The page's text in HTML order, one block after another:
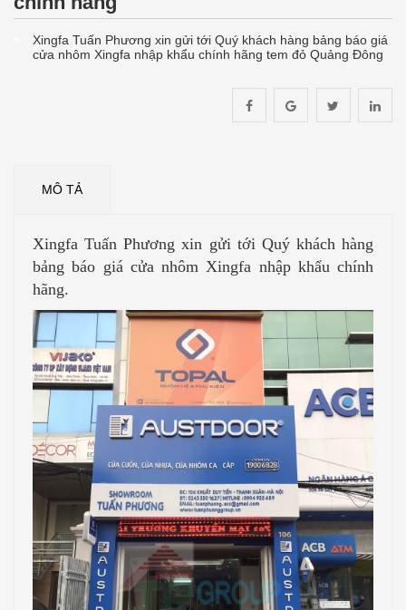
Xingfa Tuấn Phương xin gửi tới Quý khách hàng bảng báo giá
cửa nhôm Xingfa nhập khẩu chính hãng tem đỏ Quảng Đông
MÔ TẢ
Xingfa Tuấn Phương xin gửi tới Quý khách hàng
bảng báo giá cửa nhôm Xingfa nhập khẩu chính
hãng.